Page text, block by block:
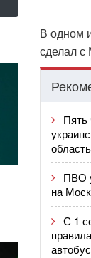
В одном
сделал с
Пять
область
ПВО
на
С 1